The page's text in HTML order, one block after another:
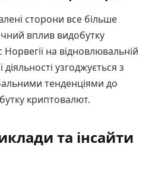
сторони все більше
вплив видобутку
на відновлювальній
діяльності узгоджується з
тенденціями до
криптовалют.
та інсайти